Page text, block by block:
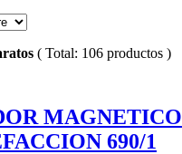
( Total: 106 productos )
MAGNETICO
690/1